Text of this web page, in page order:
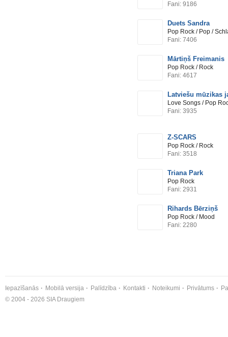
Fani: 9186
Duets Sandra
Pop Rock / Pop /
Fani: 7406
Mārtiņš Freimanis
Pop Rock / Rock
Fani: 4617
Latviešu mūzikas
Love Songs / Pop
Fani: 3935
Z-SCARS
Pop Rock / Rock
Fani: 3518
Triana Park
Pop Rock
Fani: 2931
Rihards Bērziņš
Pop Rock / Mood
Fani: 2280
Iepazīšanās Mobilā versija Palīdzība Kontakti Noteikumi Privātums
© 2004 - 2026 SIA Draugiem